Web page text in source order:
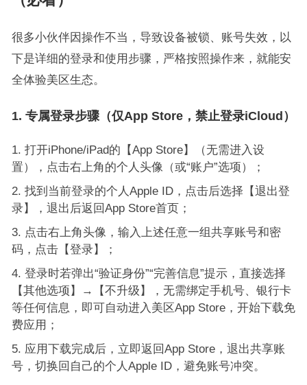
很多小伙伴因操作不当，导致设备被锁、账号失效，以
下是详细的登录和使用步骤，严格按照操作来，就能安
全体验美区生态。
1. 专属登录步骤（仅App Store，禁止登录iCloud）
打开iPhone/iPad的【App Store】（无需进入设
置），点击右上角的个人头像（或“账户”选项）；
找到当前登录的个人Apple ID，点击后选择【退出登
录】，退出后返回App Store首页；
点击右上角头像，输入上述任意一组共享账号和密
码，点击【登录】；
登录时若弹出“验证身份”“完善信息”提示，直接选择
【其他选项】→【不升级】，无需绑定手机号、银行卡
等任何信息，即可自动进入美区App Store，开始下载免
费应用；
应用下载完成后，立即返回App Store，退出共享账
号，切换回自己的个人Apple ID，避免账号冲突。